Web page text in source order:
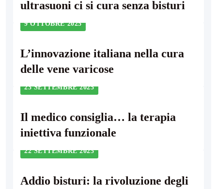
ultrasuoni ci si cura senza bisturi
9 OTTOBRE 2025
L’innovazione italiana nella cura
delle vene varicose
23 SETTEMBRE 2025
Il medico consiglia… la terapia
iniettiva funzionale
22 SETTEMBRE 2025
Addio bisturi: la rivoluzione degli